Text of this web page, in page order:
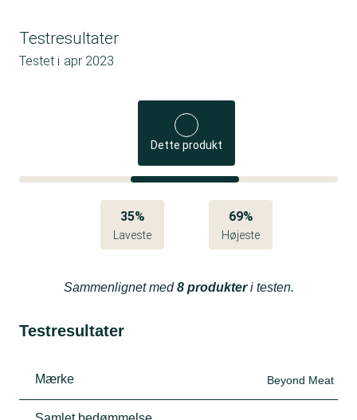
Testresultater
Testet i apr 2023
Dette produkt
35%
Laveste
69%
Højeste
Sammenlignet med8 produkteri testen.
Testresultater
Mærke Beyond Meat